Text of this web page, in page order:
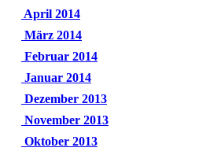
April 2014
März 2014
Februar 2014
Januar 2014
Dezember 2013
November 2013
Oktober 2013